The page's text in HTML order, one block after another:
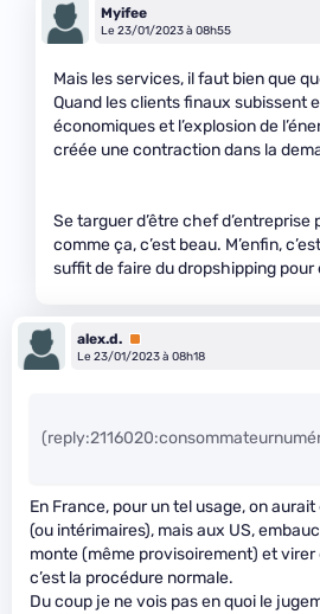
Myifee
Le 23/01/2023 à 08h55
Mais les services, il faut bien que
Quand les clients finaux subissent
économiques et l’explosion de
créée une contraction dans la
Se targuer d’être chef
comme ça, c’est beau. M’enfin,
suffit de faire du dropshipping pour
alex.d. Premium
Le 23/01/2023 à 08h18
En France, pour un tel usage, on
(ou intérimaires), mais aux US,
monte (même provisoirement) et
c’est la procédure normale.
Du coup je ne vois pas en quoi le